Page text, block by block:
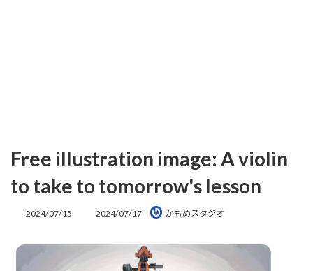
Free illustration image: A violin
to take to tomorrow's lesson
2024/07/15
最
2024/07/17 かもめスタジオ